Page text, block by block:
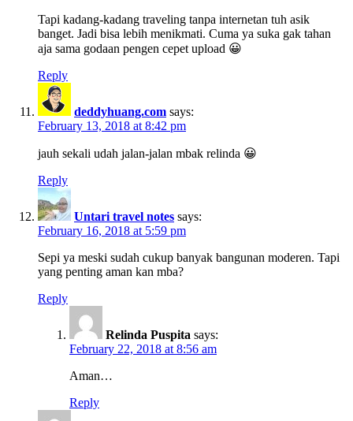
Tapi kadang-kadang traveling tanpa internetan tuh asik
banget. Jadi bisa lebih menikmati. Cuma ya suka gak tahan
aja sama godaan pengen cepet upload 😀
Reply
deddyhuang.com says:
February 13, 2018 at 8:42 pm
jauh sekali udah jalan-jalan mbak relinda 😀
Reply
Untari travel notes says:
February 16, 2018 at 5:59 pm
Sepi ya meski sudah cukup banyak bangunan moderen. Tapi
yang penting aman kan mba?
Reply
Relinda Puspita says:
February 22, 2018 at 8:56 am
Aman…
Reply